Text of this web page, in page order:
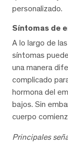
personalizado.
Síntomas de
A lo largo de
síntomas
una manera
complicado
hormona del
bajos. Sin
cuerpo
Principales